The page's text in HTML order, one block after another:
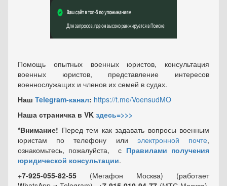
Помощь опытных военных юристов, консультация
военных юристов, представление интересов
военнослужащих и членов их семей в судах.
Наш Telegram-канал: https://t.me/VoensudMO
Наша страничка в VK здесь=>>>
*Внимание! Перед тем как задавать вопросы военным
юристам по телефону или электронной почте,
ознакомьтесь, пожалуйста, с Правилами получения
юридической консультации.
+7-925-055-82-55 (Мегафон Москва) (работает